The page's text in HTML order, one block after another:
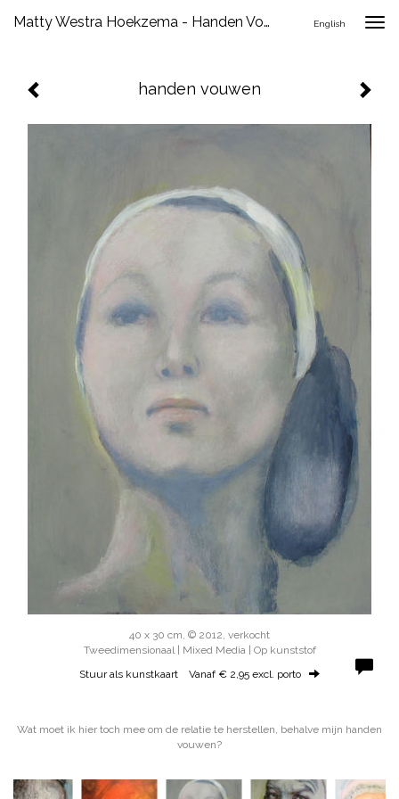
Matty Westra Hoekzema - Handen Vouwen English
handen vouwen
40 x 30 cm, © 2012, verkocht
Tweedimensionaal | Mixed Media | Op kunststof
Stuur als kunstkaart Vanaf € 2,95 excl. porto
Wat moet ik hier toch mee om de relatie te herstellen, behalve mijn handen
vouwen?